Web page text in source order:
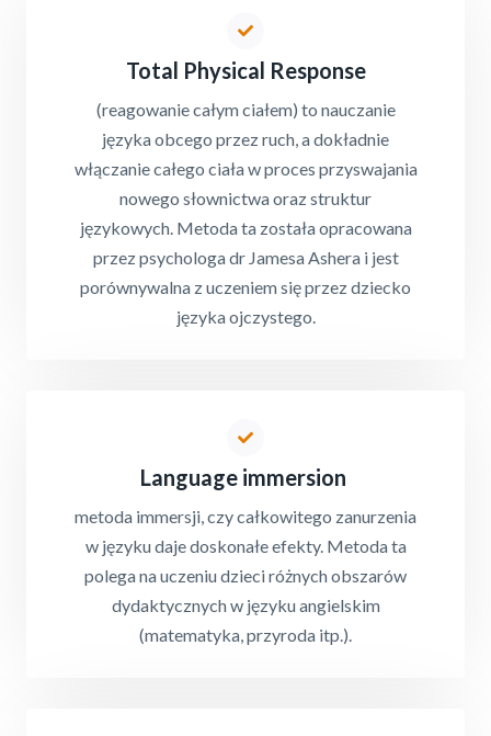
Total Physical Response
(reagowanie całym ciałem) to nauczanie
języka obcego przez ruch, a dokładnie
włączanie całego ciała w proces przyswajania
nowego słownictwa oraz struktur
językowych. Metoda ta została opracowana
przez psychologa dr Jamesa Ashera i jest
porównywalna z uczeniem się przez dziecko
języka ojczystego.
Language immersion
metoda immersji, czy całkowitego zanurzenia
w języku daje doskonałe efekty. Metoda ta
polega na uczeniu dzieci różnych obszarów
dydaktycznych w języku angielskim
(matematyka, przyroda itp.).